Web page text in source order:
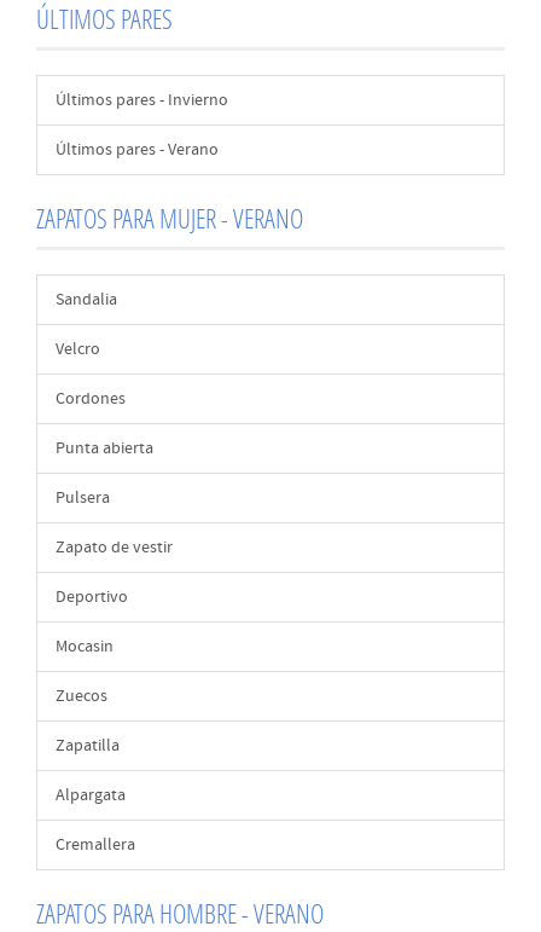
ÚLTIMOS PARES
Últimos pares - Invierno
Últimos pares - Verano
ZAPATOS PARA MUJER - VERANO
Sandalia
Velcro
Cordones
Punta abierta
Pulsera
Zapato de vestir
Deportivo
Mocasin
Zuecos
Zapatilla
Alpargata
Cremallera
ZAPATOS PARA HOMBRE - VERANO